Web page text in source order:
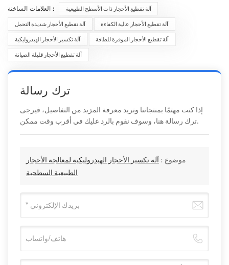
العلامات الساخنة : آلة تقطيع الأحجار ذات الأسطح الطبيعية
آلة تقطيع الأحجار شديدة التحمل آلة تقطيع الأحجار عالية الكفاءة
آلة تكسير الأحجار الهيدروليكية آلة تقطيع الأحجار الموفرة للطاقة
آلة تقطيع الأحجار قليلة الصيانة
ترك رسالة
إذا كنت مهتمًا بمنتجاتنا وتريد معرفة المزيد من التفاصيل، فيرجى
ترك رسالة هنا، وسوف نقوم بالرد عليك في أقرب وقت ممكن.
موضوع : آلة تكسير الأحجار الهيدروليكية لمعالجة الأحجار
الطبيعية السطحية